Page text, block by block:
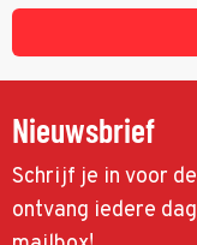
Nieuwsbrief
Schrijf je in voor
ontvang iedere